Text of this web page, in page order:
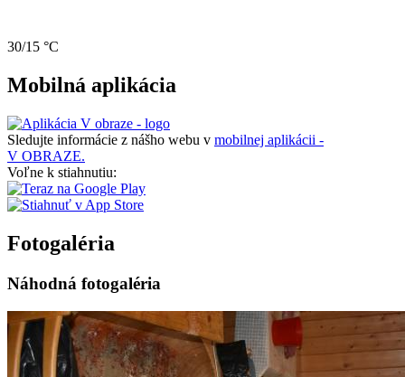
30/15 °C
Mobilná aplikácia
Sledujte informácie z nášho webu v mobilnej aplikácii -
V OBRAZE.
Voľne k stiahnutiu:
Fotogaléria
Náhodná fotogaléria